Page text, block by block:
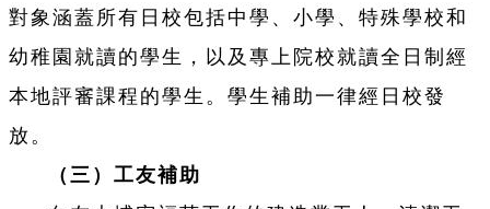
對象涵蓋所有日校包括中學、小學、特殊學校和
幼稚園就讀的學生，以及專上院校就讀全日制經
本地評審課程的學生。學生補助一律經日校發
放。
（三）工友補助